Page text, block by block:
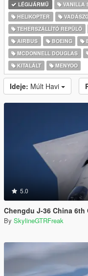
LÉGIJÁRMŰ VANILLA
HELIKOPTER
TEHERSZÁLLÍTÓ REPÜLŐ
AIRBUS
BOEING
MCDONNELL DOUGLAS
KITALÁLT
MENYOO
Ideje: Múlt Havi
5.0
Chengdu J-36 China 6th
By SkylineGTRFreak